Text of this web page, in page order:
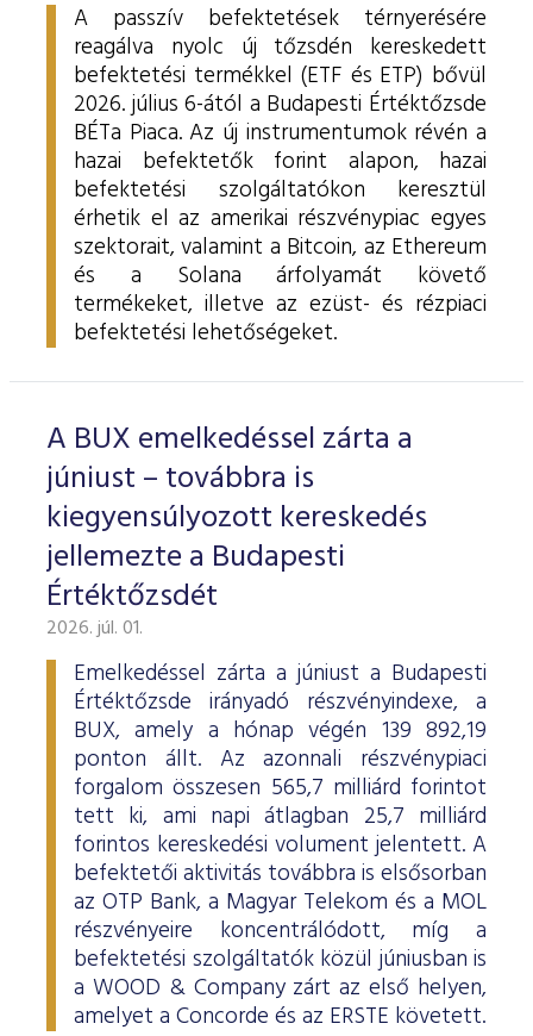
A passzív befektetések térnyerésére
reagálva nyolc új tőzsdén kereskedett
befektetési termékkel (ETF és ETP) bővül
2026. július 6-ától a Budapesti Értéktőzsde
BÉTa Piaca. Az új instrumentumok révén a
hazai befektetők forint alapon, hazai
befektetési szolgáltatókon keresztül
érhetik el az amerikai részvénypiac egyes
szektorait, valamint a Bitcoin, az Ethereum
és a Solana árfolyamát követő
termékeket, illetve az ezüst- és rézpiaci
befektetési lehetőségeket.
A BUX emelkedéssel zárta a
júniust – továbbra is
kiegyensúlyozott kereskedés
jellemezte a Budapesti
Értéktőzsdét
2026. júl. 01.
Emelkedéssel zárta a júniust a Budapesti
Értéktőzsde irányadó részvényindexe, a
BUX, amely a hónap végén 139 892,19
ponton állt. Az azonnali részvénypiaci
forgalom összesen 565,7 milliárd forintot
tett ki, ami napi átlagban 25,7 milliárd
forintos kereskedési volument jelentett. A
befektetői aktivitás továbbra is elsősorban
az OTP Bank, a Magyar Telekom és a MOL
részvényeire koncentrálódott, míg a
befektetési szolgáltatók közül júniusban is
a WOOD & Company zárt az első helyen,
amelyet a Concorde és az ERSTE követett.